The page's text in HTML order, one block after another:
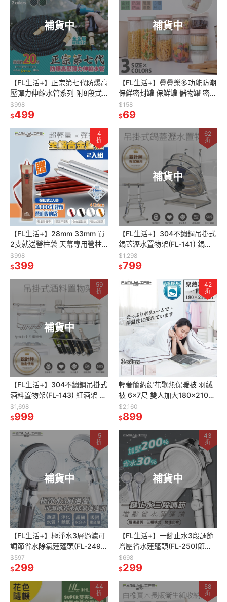
補貨中
【FL生活+】正宗第七代防爆高
壓彈力伸縮水管系列 附8段式
水槍 氣密式轉接頭 高壓水管 增
壓水管 8段式水槍 水槍
$998
$499
補貨中
【FL生活+】疊疊樂多功能防潮
保鮮密封罐 保鮮罐 儲物罐 密封
儲物罐 密封收納罐 密封盒 密封
罐 收納罐 食物密封罐
$158
$69
4
折
【FL生活+】28mm 33mm 買
2支就送營柱袋 天幕專用營柱
天幕專用營柱 帳蓬 客廳帳 四角
帳 天幕桿
$998
$399
補貨中
62
折
【FL生活+】304不鏽鋼吊掛式
鍋蓋瀝水置物架(FL-141) 鍋蓋
架 掛勾 免鑽孔廚房浴室置物架
廚房調料置物架
$1,298
$799
補貨中
59
折
【FL生活+】304不鏽鋼吊掛式
酒料置物架(FL-143) 紅酒架 收
納架 免鑽孔廚房浴室置物架 廚
房調料置物架
$1,698
$999
42
折
輕奢簡約緹花聚熱保暖被 羽絨
被 6x7尺 雙人加大180x210公
分 2款3色任選 棉被 冬被 被子
被胎
$2,160
$899
補貨中
5
折
【FL生活+】極淨水3層過濾可
調節省水除氯蓮蓬頭(FL-249加
壓蓮蓬頭 蓮蓬頭 過濾棉 除濾棉
過濾晶球 淋浴水管
$597
$299
補貨中
43
折
【FL生活+】一鍵止水3段調節
增壓省水蓮蓬頭(FL-250)節水
蓮蓬頭 加壓蓮蓬頭 蓮蓬頭 加壓
蓮蓬頭 浴室蓮蓬頭 淋浴
$698
$299
44
折
58
折